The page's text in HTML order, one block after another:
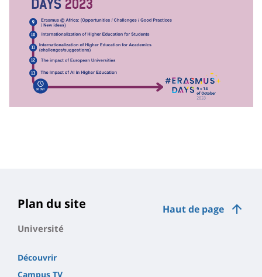
Haut de page
Plan du site
Université
Découvrir
Campus TV